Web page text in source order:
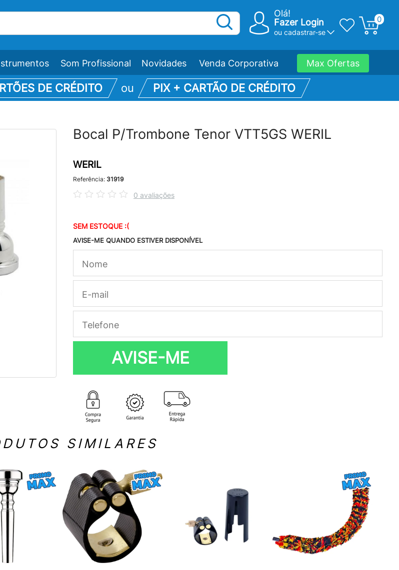
Olá!
Fazer Login
ou cadastrar-se
0
Som Profissional Novidades Venda Corporativa Max Ofertas
DE CRÉDITO ou PIX + CARTÃO DE CRÉDITO
Bocal P/Trombone Tenor VTT5GS WERIL
WERIL
Referência: 31919
0 avaliações
SEM ESTOQUE :(
AVISE-ME QUANDO ESTIVER DISPONÍVEL
AVISE-ME
SIMILARES